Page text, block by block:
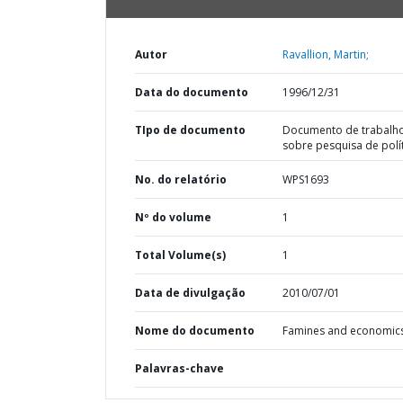
Autor Ravallion, Martin;
Data do documento 1996/12/31
TIpo de documento
Documento de
sobre pesquisa de
No. do relatório WPS1693
Nº do volume 1
Total Volume(s) 1
Data de divulgação 2010/07/01
Nome do documento Famines and
Palavras-chave